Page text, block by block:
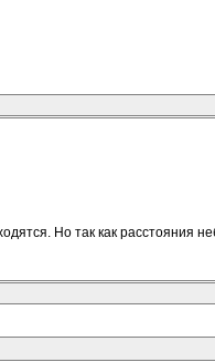
Но так как расстояния